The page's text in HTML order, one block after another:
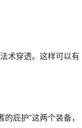
术穿透。这样可以有
庇护”这两个装备，